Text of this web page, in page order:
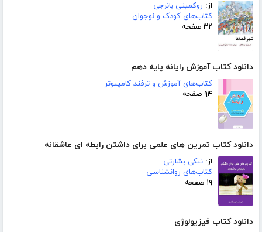
از: روکمینی بانرجی
کتاب‌های کودک و نوجوان
۳۲ صفحه
دانلود کتاب آموزش رایانه پایه دهم
کتاب‌های آموزش و ترفند کامپیوتر
۹۴ صفحه
دانلود کتاب تمرین های علمی برای داشتن رابطه ای عاشقانه
از: نیکی بشارتی
کتاب‌های روانشناسی
۱۹ صفحه
دانلود کتاب فیزیولوژی